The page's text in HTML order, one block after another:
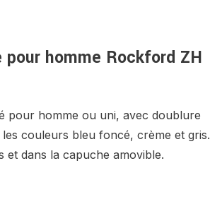
pour homme Rockford ZH
pour homme ou uni, avec doublure
couleurs bleu foncé, crème et gris.
et dans la capuche amovible.